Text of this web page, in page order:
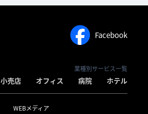
Facebook
業種別サービス一覧
小売店 オフィス 病院 ホテル
WEBメディア